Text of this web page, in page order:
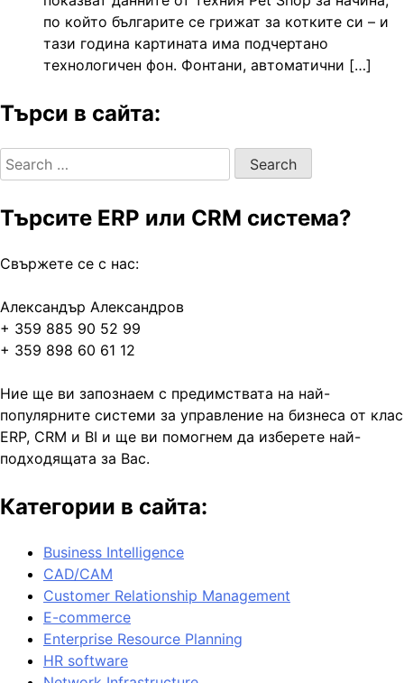
по който българите се грижат за котките си – и
тази година картината има подчертано
технологичен фон. Фонтани, автоматични […]
Търси в сайта:
Search
for:
Търсите ERP или CRM система?
Свържете се с нас:
Александър Александров
+ 359 885 90 52 99
+ 359 898 60 61 12
Ние ще ви запознаем с предимствата на най-
популярните системи за управление на бизнеса от клас
ERP, CRM и BI и ще ви помогнем да изберете най-
подходящата за Вас.
Категории в сайта:
Business Intelligence
CAD/CAM
Customer Relationship Management
E-commerce
Enterprise Resource Planning
HR software